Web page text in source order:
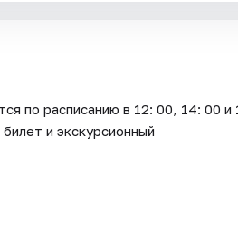
по расписанию в 12: 00, 14: 00
и экскурсионный